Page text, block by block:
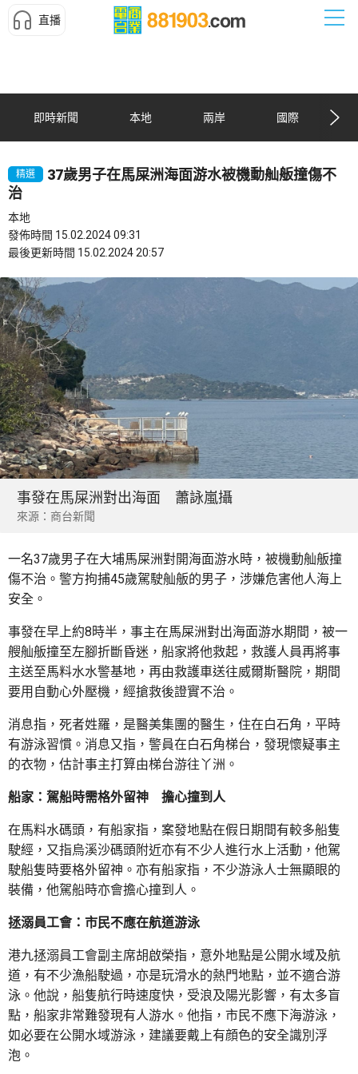
直播
即時新聞 本地 兩岸 國際
精選
37歲男子在馬屎洲海面游水被機動舢舨撞傷不
治
本地
發佈時間 15.02.2024 09:31
最後更新時間 15.02.2024 20:57
事發在馬屎洲對出海面 蕭詠嵐攝
來源：商台新聞
一名37歲男子在大埔馬屎洲對開海面游水時，被機動舢舨撞
傷不治。警方拘捕45歲駕駛舢舨的男子，涉嫌危害他人海上
安全。
事發在早上約8時半，事主在馬屎洲對出海面游水期間，被一
艘舢舨撞至左腳折斷昏迷，船家將他救起，救護人員再將事
主送至馬料水水警基地，再由救護車送往威爾斯醫院，期間
要用自動心外壓機，經搶救後證實不治。
消息指，死者姓羅，是醫美集團的醫生，住在白石角，平時
有游泳習慣。消息又指，警員在白石角梯台，發現懷疑事主
的衣物，估計事主打算由梯台游往丫洲。
船家：駕船時需格外留神 擔心撞到人
在馬料水碼頭，有船家指，案發地點在假日期間有較多船隻
駛經，又指烏溪沙碼頭附近亦有不少人進行水上活動，他駕
駛船隻時要格外留神。亦有船家指，不少游泳人士無顯眼的
裝備，他駕船時亦會擔心撞到人。
拯溺員工會：市民不應在航道游泳
港九拯溺員工會副主席胡啟榮指，意外地點是公開水域及航
道，有不少漁船駛過，亦是玩滑水的熱門地點，並不適合游
泳。他說，船隻航行時速度快，受浪及陽光影響，有太多盲
點，船家非常難發現有人游水。他指，市民不應下海游泳，
如必要在公開水域游泳，建議要戴上有顔色的安全識別浮
泡。